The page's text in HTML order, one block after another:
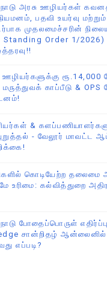
அரசு ஊழியர்கள்
பதவி உயர்வு
முதலமைச்சரின்
Standing Order 1/
ஊழியர்களுக்கு ரூ.14,000
மருத்துவக் காப்பீடு &
&
- வேலூர் மாவட்ட
கொடியேற்ற தலைமை
உரிமை: கல்வித்துறை
போதைப்பொருள்
சான்றிதழ் ஆன்லைனில்
எப்படி?